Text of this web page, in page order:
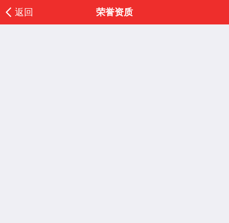
返回 荣誉资质